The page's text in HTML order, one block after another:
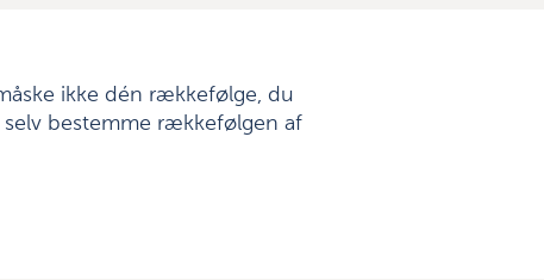
ikke dén rækkefølge, du
bestemme rækkefølgen af